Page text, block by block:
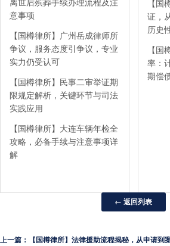
离世后殡葬手续办理流程及注
意事项
【国樽律所】广州岳成律师所
争议，服务态度引争议，专业
实力仍受认可
【国樽律所】民事二审举证期
限规定解析，关键环节与司法
实践应用
【国樽律所】大连车辆年检全
攻略，必备手续与注意事项详
解
【国
证，
历史
【国
率：
期偿
← 返回列表
上一篇：【国樽律所】法律援助流程揭秘，从申请到